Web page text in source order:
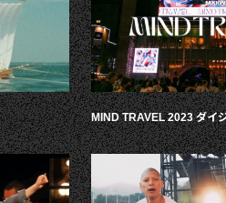
MIND TRAVEL 2023 ダイ